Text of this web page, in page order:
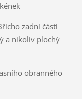
zadní části
a nikoliv plochý
obranného